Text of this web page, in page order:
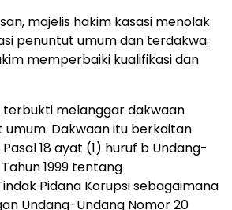
majelis hakim kasasi menolak
penuntut umum dan terdakwa.
memperbaiki kualifikasi dan
terbukti melanggar dakwaan
umum. Dakwaan itu berkaitan
18 ayat (1) huruf b Undang-
1999 tentang
Pidana Korupsi sebagaimana
Undang-Undang Nomor 20